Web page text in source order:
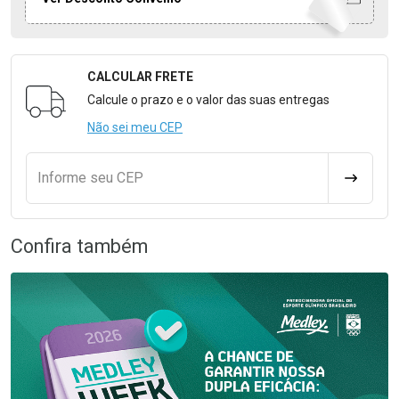
Formulário para Calcular o Frete
CALCULAR FRETE
Calcule o prazo e o valor das suas entregas
Não sei meu CEP
Informe seu CEP
Confira também